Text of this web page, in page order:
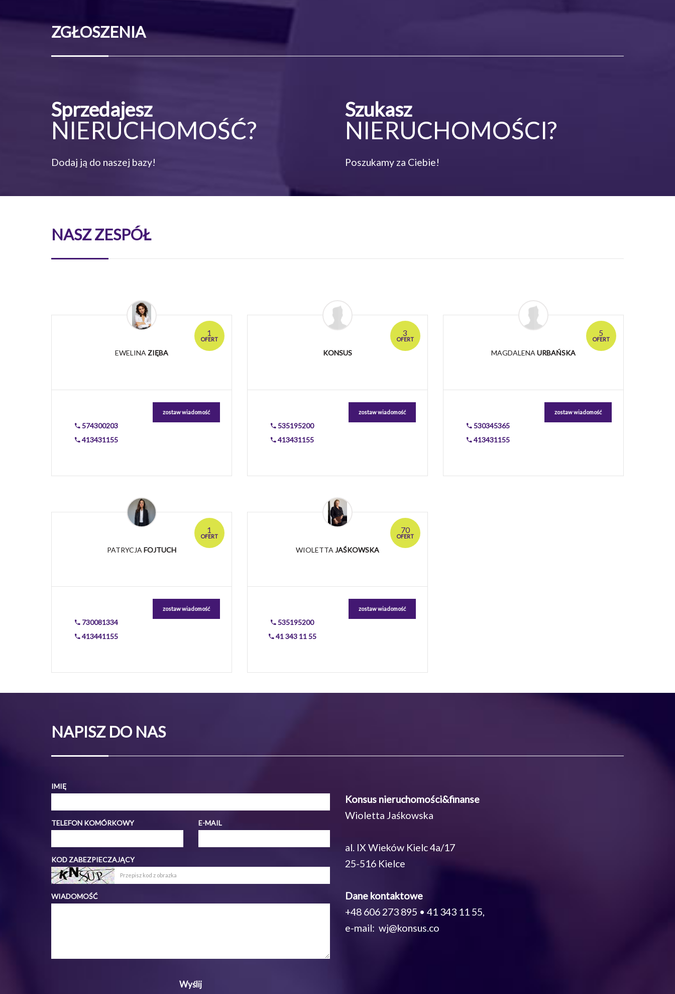
ZGŁOSZENIA
Sprzedajesz
NIERUCHOMOŚĆ?
Dodaj ją do naszej bazy!
Szukasz
NIERUCHOMOŚCI?
Poszukamy za Ciebie!
NASZ ZESPÓŁ
1
OFERT
EWELINA ZIĘBA
574300203
413431155
zostaw wiadomość
3
OFERT
KONSUS
535195200
413431155
zostaw wiadomość
5
OFERT
MAGDALENA URBAŃSKA
530345365
413431155
zostaw wiadomość
1
OFERT
PATRYCJA FOJTUCH
730081334
413441155
zostaw wiadomość
70
OFERT
WIOLETTA JAŚKOWSKA
535195200
41 343 11 55
zostaw wiadomość
NAPISZ DO NAS
IMIĘ
TELEFON KOMÓRKOWY E-MAIL
KOD ZABEZPIECZAJĄCY
WIADOMOŚĆ
Konsus nieruchomości&finanse
Wioletta Jaśkowska
al. IX Wieków Kielc 4a/17
25-516 Kielce
Dane kontaktowe
+48 606 273 895 • 41 343 11 55,
e-mail: wj@konsus.co